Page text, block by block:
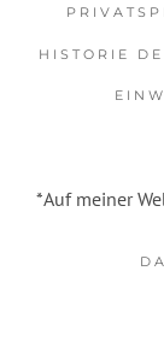
HISTORIE
*Auf meiner